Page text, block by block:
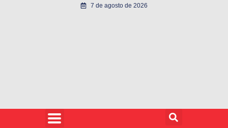
7 de agosto de 2026